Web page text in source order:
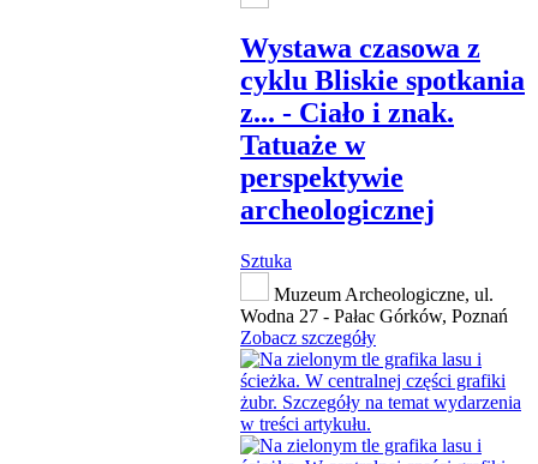
Wystawa czasowa z
cyklu Bliskie spotkania
z... - Ciało i znak.
Tatuaże w
perspektywie
archeologicznej
Sztuka
Muzeum Archeologiczne, ul.
Wodna 27 - Pałac Górków, Poznań
Zobacz szczegóły